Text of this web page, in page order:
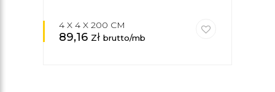
4 X 4 X 200 CM
89,16 zł brutto/mb